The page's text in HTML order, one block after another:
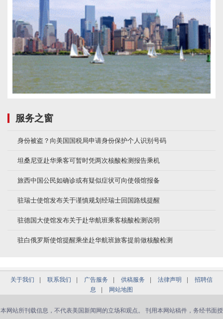
服务之窗
身份被盗？向美国国税局申请身份保护个人识别号码
坦桑尼亚赴华乘客可暂时凭两次核酸检测报告乘机
旅西中国公民如确诊或有疑似症状可向使领馆报备
驻瑞士使馆发布关于谨慎规划经瑞士回国路线提醒
驻德国大使馆发布关于赴华航班乘客核酸检测说明
驻白俄罗斯使馆提醒乘坐赴华航班旅客提前做核酸检测
关于我们 | 联系我们 | 广告服务 | 供稿服务 | 法律声明 |
招聘信
息
| 网站地图
本网站所刊载信息，不代表美国新闻网的立场和观点。 刊用本网站稿件，务经书面授